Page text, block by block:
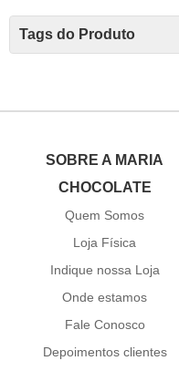
Tags do Produto
SOBRE A MARIA
CHOCOLATE
Quem Somos
Loja Física
Indique nossa Loja
Onde estamos
Fale Conosco
Depoimentos clientes